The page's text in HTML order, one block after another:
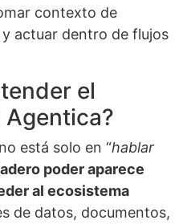
contexto de
actuar dentro de flujos
el
Agentica?
está solo en “hablar
poder aparece
al ecosistema
de datos, documentos,